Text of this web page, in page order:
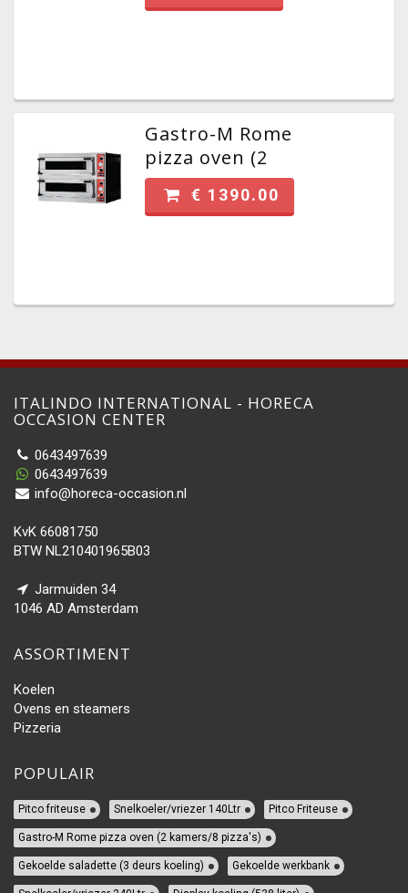
Gastro-M Rome
pizza oven (2
kamers/8 pizza's)
€ 1390.00
ITALINDO INTERNATIONAL - HORECA
OCCASION CENTER
0643497639
0643497639
info@horeca-occasion.nl
KvK 66081750
BTW NL210401965B03
Jarmuiden 34
1046 AD Amsterdam
ASSORTIMENT
Koelen
Ovens en steamers
Pizzeria
POPULAIR
Pitco friteuse Snelkoeler/vriezer 140Ltr Pitco Friteuse
Gastro-M Rome pizza oven (2 kamers/8 pizza's)
Gekoelde saladette (3 deurs koeling) Gekoelde werkbank